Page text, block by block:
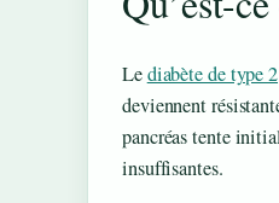
Lediabète de type 2
deviennent
pancréas tente
insuffisantes.